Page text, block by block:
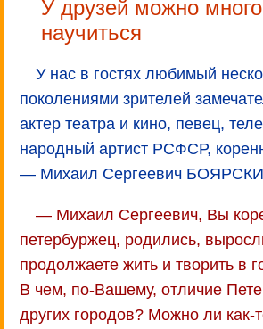
У друзей можно
научиться
У нас в гостях любимый
поколениями зрителей
актер театра и кино, певец,
народный артист РСФСР,
— Михаил Сергеевич
— Михаил Сергеевич, Вы
петербуржец, родились,
продолжаете жить и творить в
В чем, по-Вашему, отличие
других городов? Можно ли как-